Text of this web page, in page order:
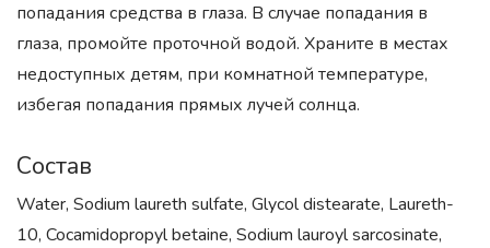
попадания средства в глаза. В случае попадания в
глаза, промойте проточной водой. Храните в местах
недоступных детям, при комнатной температуре,
избегая попадания прямых лучей солнца.
Состав
Water, Sodium laureth sulfate, Glycol distearate, Laureth-
10, Cocamidopropyl betaine, Sodium lauroyl sarcosinate,